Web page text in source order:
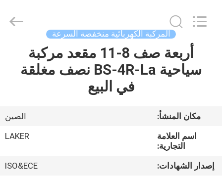
حول
جولة
AUTOPARTS
CO.,LIMITED.
المركبة الكهربائية منخفضة السرعة
أربعة صف 8-11 مقعد مركبة
سياحية BS-4R-La نصف مغلقة
في البيع
مكان المنشأ:
الصين
اسم العلامة
التجارية:
LAKER
إصدار الشهادات:
ISO&ECE